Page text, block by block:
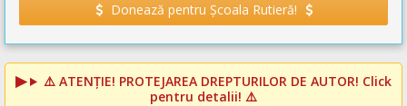
Donează pentru Școala Rutieră!
⚠️ ATENȚIE! PROTEJAREA DREPTURILOR DE AUTOR! Click
pentru detalii! ⚠️